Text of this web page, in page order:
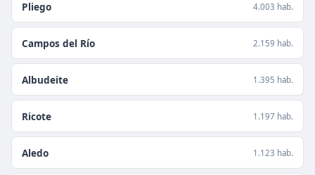
Pliego 4.003 hab.
Campos del Río 2.159 hab.
Albudeite 1.395 hab.
Ricote 1.197 hab.
Aledo 1.123 hab.